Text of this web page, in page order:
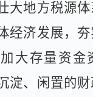
大地方税源
经济发展，
大存量资金
淀、闲置的